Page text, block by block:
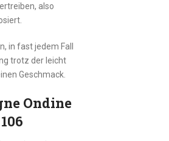
also
in fast jedem Fall
trotz der leicht
Geschmack.
Ondine